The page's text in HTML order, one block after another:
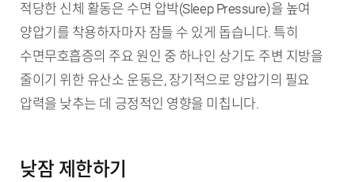
적당한 신체 활동은 수면 압박(Sleep Pressure)을 높여
양압기를 착용하자마자 잠들 수 있게 돕습니다. 특히
수면무호흡증의 주요 원인 중 하나인 상기도 주변 지방을
줄이기 위한 유산소 운동은, 장기적으로 양압기의 필요
압력을 낮추는 데 긍정적인 영향을 미칩니다.
낮잠 제한하기